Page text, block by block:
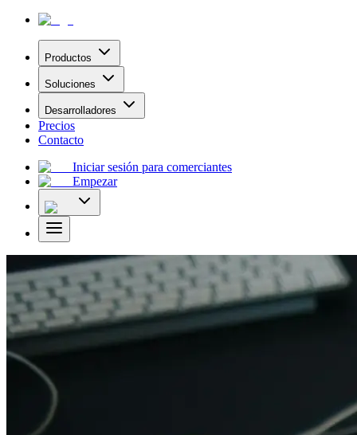
Productos
Soluciones
Desarrolladores
Precios
Contacto
Iniciar sesión para comerciantes
Empezar